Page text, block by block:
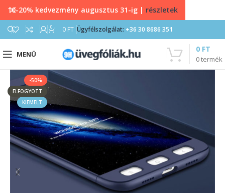
0 0 FT Ügyfélszolgálat: +36 30 8686 351
MENÜ
0termék
0 FT
-50%
ELFOGYOTT
KIEMELT
10-20% kedvezmény augusztus 31-ig | részletek